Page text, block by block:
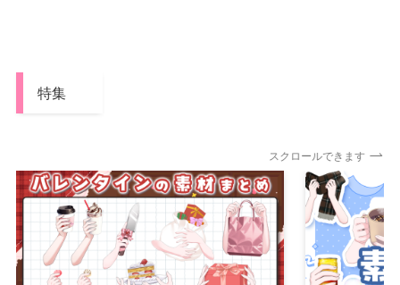
特集
スクロールできます